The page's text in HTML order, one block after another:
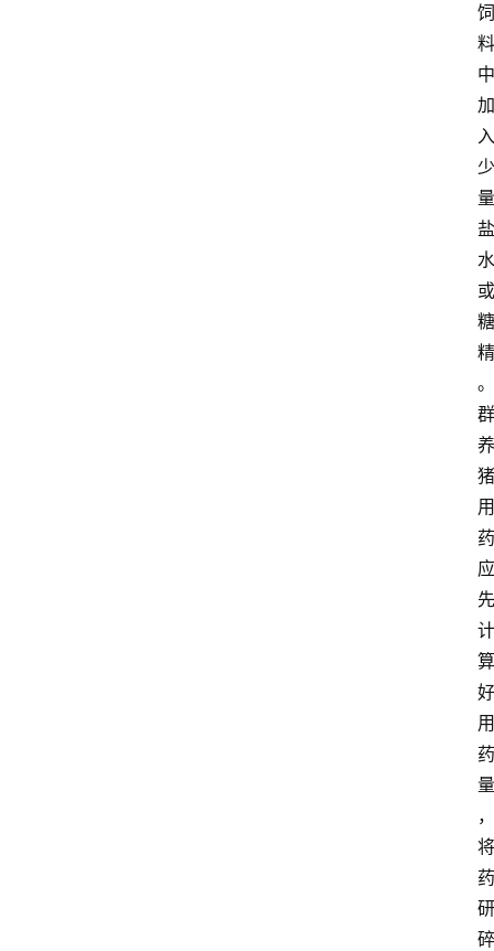
饲
料
中
加
入
少
量
盐
水
或
糖
精
。
群
养
猪
用
药
应
先
计
算
好
用
药
量
，
将
药
研
碎